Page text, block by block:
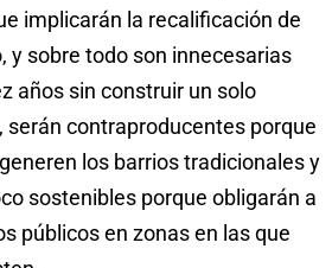
implicarán la recalificación de
y sobre todo son innecesarias
años sin construir un solo
serán contraproducentes porque
los barrios tradicionales y
sostenibles porque obligarán a
públicos en zonas en las que